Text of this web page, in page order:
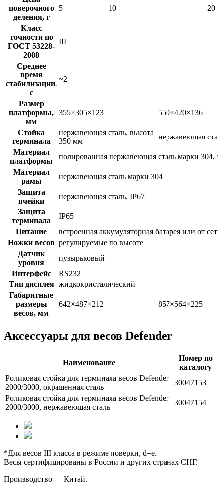
поверочного
деления, г
5 10 20
Класс
точности по
ГОСТ 53228-
2008
III
Среднее
время
стабилизации,
с
~2
Размер
платформы,
мм
355×305×123 550×420×136
Стойка
терминала
нержавеющая сталь, высота
350 мм
нержавеющая
Материал
платформы
полированная нержавеющая сталь марки 304,
Материал
рамы
нержавеющая сталь марки 304
Защита
ячейки
нержавеющая сталь, IP67
Защита
терминала
IP65
Питание
встроенная аккумуляторная батарея или от
Ножки весов регулируемые по высоте
Датчик
уровня
пузырьковый
Интерфейс
RS232
Тип дисплея
жидкокристалический
Габаритные
размеры
весов, мм
642×487×212 857×564×225
Аксессуары для весов Defender
Наименование
Номер по
каталогу
Роликовая стойка для терминала весов Defender
2000/3000, окрашенная сталь
30047153
Роликовая стойка для терминала весов Defender
2000/3000, нержавеющая сталь
30047154
*Для весов III класса в режиме поверки, d=e.
Весы сертифицированы в России и других странах СНГ.
Производство — Китай.